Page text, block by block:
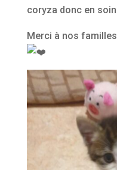
coryza donc en
Merci à nos